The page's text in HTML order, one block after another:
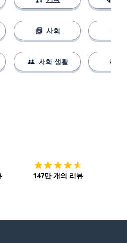
사회
사회 생활
147만 개의 리뷰